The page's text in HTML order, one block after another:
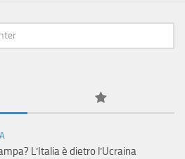
L’Italia è dietro l’Ucraina